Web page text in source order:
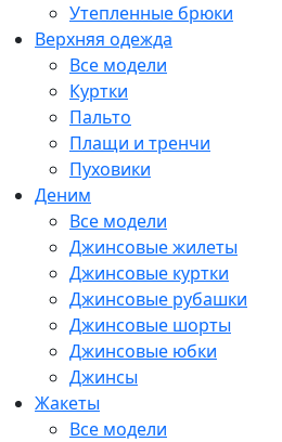
Утепленные брюки
Верхняя одежда
Все модели
Куртки
Пальто
Плащи и тренчи
Пуховики
Деним
Все модели
Джинсовые жилеты
Джинсовые куртки
Джинсовые рубашки
Джинсовые шорты
Джинсовые юбки
Джинсы
Жакеты
Все модели